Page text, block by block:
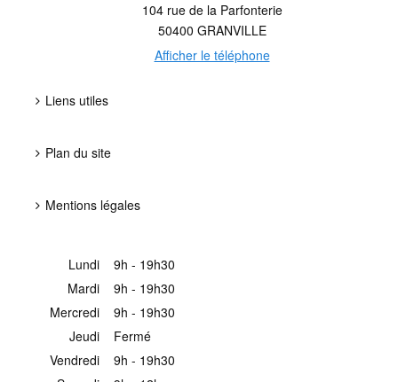
104 rue de la Parfonterie
50400 GRANVILLE
Afficher le téléphone
Liens utiles
Plan du site
Mentions légales
Lundi
9h - 19h30
Mardi
9h - 19h30
Mercredi
9h - 19h30
Jeudi
Fermé
Vendredi
9h - 19h30